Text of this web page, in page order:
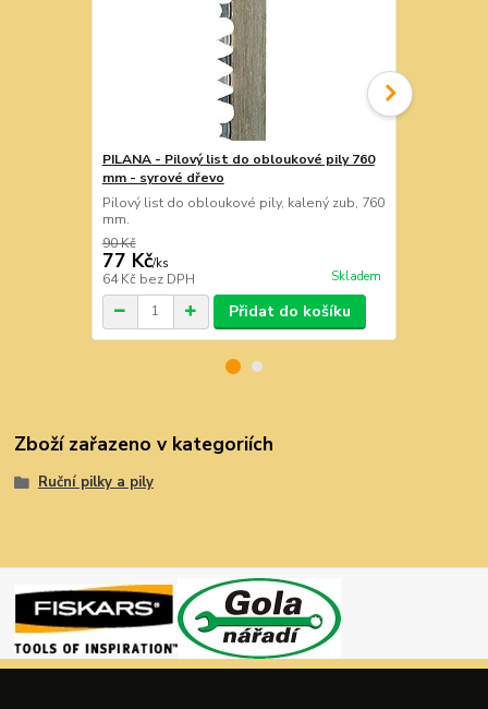
PILANA - Pilový list do obloukové pily 760
mm - syrové dřevo
Pilový list do obloukové pily, kalený zub, 760
mm.
90 Kč
77 Kč/ks
64 Kč bez DPH Skladem
Přidat do košíku
Zboží zařazeno v kategoriích
Ruční pilky a pily